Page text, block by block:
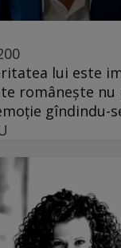
lui este
românește nu
gîndindu-